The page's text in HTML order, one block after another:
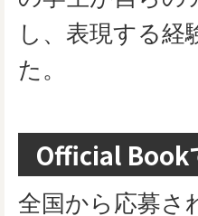
し、表現する経
た。
Official Book
全国から応募さ